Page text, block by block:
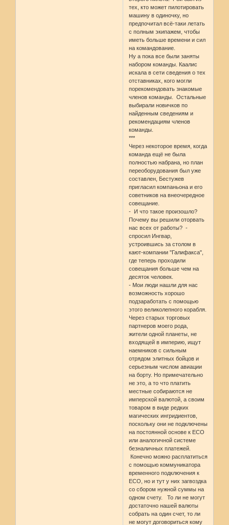
тех, кто может пилотировать
машину в одиночку, но
предпочитал всё-таки летать
с полным экипажем, чтобы
иметь больше времени и сил
на командование.
Ну а пока все были заняты
набором команды. Каалис
искала в сети сведения о тех
отставниках, кого могли
порекомендовать знакомые
членов команды. Остальные
выбирали новичков по
найденным сведениям и
рекомендациям членов
команды.
***
Через некоторое время, когда
команда ещё не была
полностью набрана, но план
переоборудования был уже
составлен, Бестужев
пригласил компаньона и его
советников на внеочередное
совещание.
- И что такое произошло?
Почему вы решили оторвать
нас всех от работы? -
спросил Ингвар,
устроившись за столом в
кают-компании "Галифакса",
где теперь проходили
совещания больше чем на
десяток человек.
- Мои люди нашли для нас
возможность хорошо
подзаработать с помощью
этого великолепного корабля.
Через старых торговых
партнеров моего рода,
жители одной планеты, не
входящей в империю, ищут
наемников с сильным
отрядом элитных бойцов и
серьезным числом авиации
на борту. Но примечательно
не это, а то что платить
местные собираются не
имперской валютой, а своим
товаром в виде редких
магических ингридиентов,
поскольку они не подключены
на постоянной основе к ЕСО
или аналогичной системе
безналичных платежей.
Конечно можно расплатиться
с помощью коммуникатора
временного подключения к
ЕСО, но и тут у них загвоздка
со сбором нужной суммы на
одном счету. То ли не могут
достаточно нашей валюты
собрать на один счет, то ли
не могут договориться кому